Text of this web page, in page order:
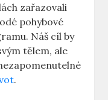
zařazovali
pohybové
Náš cíl by
tělem, ale
.